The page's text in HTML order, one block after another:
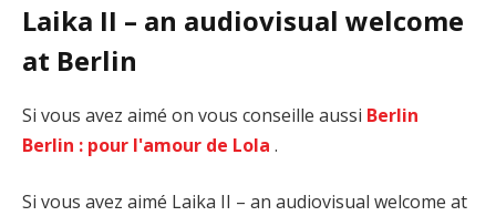
Laika II – an audiovisual welcome
at Berlin
Si vous avez aimé on vous conseille aussi Berlin
Berlin : pour l'amour de Lola .
Si vous avez aimé Laika II – an audiovisual welcome at